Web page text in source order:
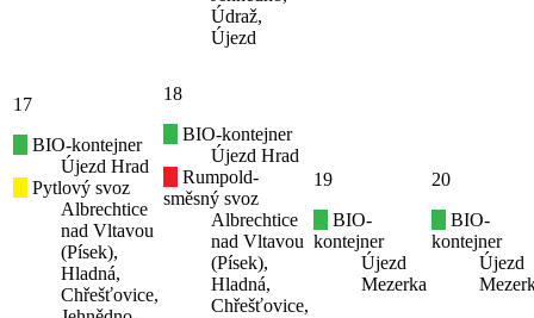
Údraž,
Újezd
17
BIO-kontejner
Újezd Hrad
Pytlový svoz
Albrechtice
nad Vltavou
(Písek),
Hladná,
Chřešťovice,
18
BIO-kontejner
Újezd Hrad
Rumpold-
směsný svoz
Albrechtice
nad Vltavou
(Písek),
Hladná,
Chřešťovice,
19
BIO-
kontejner
Újezd
Mezerka
20
BIO-
kontejner
Újezd